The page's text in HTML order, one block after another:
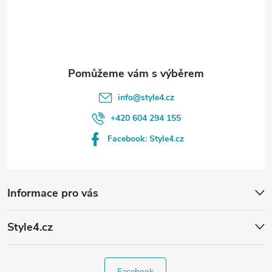
Informace pro vás
Style4.cz
info@style4.cz
+420 604 294 155
Facebook: Style4.cz